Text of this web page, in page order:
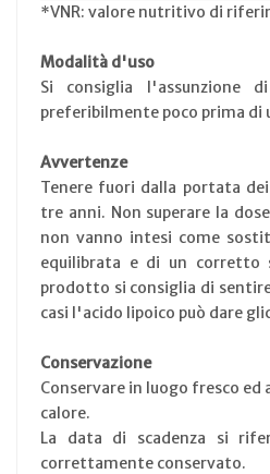
*VNR: valore nutritivo di
Modalità d'uso
Si consiglia l'assunzione
preferibilmente poco prima di
Avvertenze
Tenere fuori dalla portata
tre anni. Non superare la
non vanno intesi come
equilibrata e di un
prodotto si consiglia di
casi l'acido lipoico può dare
Conservazione
Conservare in luogo fresco
calore.
La data di scadenza si
correttamente conservato.